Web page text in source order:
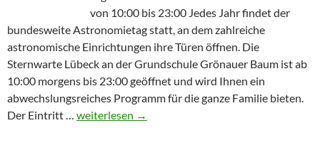
von 10:00 bis 23:00 Jedes Jahr findet der
bundesweite Astronomietag statt, an dem zahlreiche
astronomische Einrichtungen ihre Türen öffnen. Die
Sternwarte Lübeck an der Grundschule Grönauer Baum ist ab
10:00 morgens bis 23:00 geöffnet und wird Ihnen ein
abwechslungsreiches Programm für die ganze Familie bieten.
Der Eintritt … Partielle Sonnenfinsternis am Tag der
weiterlesen →